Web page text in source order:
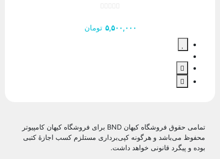
تومان ۵,۵۰۰,۰۰۰
تمامی حقوق فروشگاه کیهان BND برای فروشگاه کیهان کامپیوتر
محفوظ می‌باشد و هرگونه کپی‌برداری مستلزم کسب اجازۀ کتبی
بوده و پیگرد قانونی خواهد داشت.